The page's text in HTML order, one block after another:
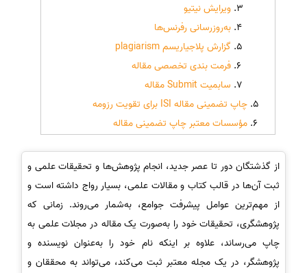
ویرایش نیتیو
به‌روزرسانی رفرنس‌ها
گزارش پلاجیاریسم plagiarism
فرمت بندی تخصصی مقاله
سابمیت Submit مقاله
چاپ تضمینی مقاله ISI برای تقویت رزومه
مؤسسات معتبر چاپ تضمینی مقاله
از گذشتگان دور تا عصر جدید، انجام پژوهش‌ها و تحقیقات علمی و
ثبت آن‌ها در قالب کتاب و مقالات علمی، بسیار رواج داشته‌ است و
از مهم‌ترین عوامل پیشرفت جوامع، به‌شمار می‌روند. زمانی که
پژوهشگری، تحقیقات خود را به‌صورت یک مقاله در مجلات علمی به
چاپ می‌رساند، علاوه بر اینکه نام خود را به‌عنوان نویسنده و
پژوهشگر، در یک مجله معتبر ثبت می‌کند، می‌تواند به محققان و